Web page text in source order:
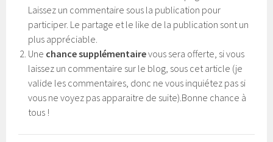
Laissez un commentaire sous la publication pour
participer. Le partage et le like de la publication sont un
plus appréciable.
Une chance supplémentairevous sera offerte, si vous
laissez un commentaire sur le blog, sous cet article (je
valide les commentaires, donc ne vous inquiétez pas si
vous ne voyez pas apparaitre de suite).Bonne chance à
tous !